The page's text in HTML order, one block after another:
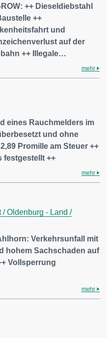
ROW: ++ Dieseldiebstahl
++
und
auf der
++ Illegale…
mehr
eines Rauchmelders im
und ohne
Promille am Steuer ++
festgestellt ++
mehr
Oldenburg - Land /
Verkehrsunfall mit
hohem Sachschaden auf
Vollsperrung
mehr